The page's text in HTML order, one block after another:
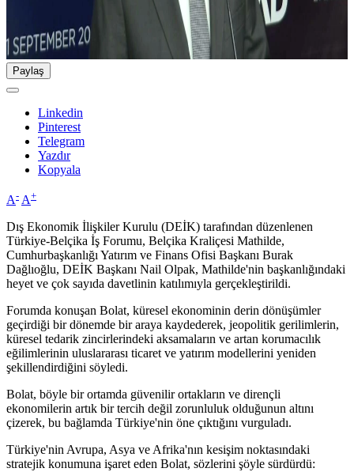
Paylaş
Linkedin
Pinterest
Telegram
Yazdır
Kopyala
A- A+
Dış Ekonomik İlişkiler Kurulu (DEİK) tarafından düzenlenen
Türkiye-Belçika İş Forumu, Belçika Kraliçesi Mathilde,
Cumhurbaşkanlığı Yatırım ve Finans Ofisi Başkanı Burak
Dağlıoğlu, DEİK Başkanı Nail Olpak, Mathilde'nin başkanlığındaki
heyet ve çok sayıda davetlinin katılımıyla gerçekleştirildi.
Forumda konuşan Bolat, küresel ekonominin derin dönüşümler
geçirdiği bir dönemde bir araya kaydederek, jeopolitik gerilimlerin,
küresel tedarik zincirlerindeki aksamaların ve artan korumacılık
eğilimlerinin uluslararası ticaret ve yatırım modellerini yeniden
şekillendirdiğini söyledi.
Bolat, böyle bir ortamda güvenilir ortakların ve dirençli
ekonomilerin artık bir tercih değil zorunluluk olduğunun altını
çizerek, bu bağlamda Türkiye'nin öne çıktığını vurguladı.
Türkiye'nin Avrupa, Asya ve Afrika'nın kesişim noktasındaki
stratejik konumuna işaret eden Bolat, sözlerini şöyle sürdürdü: